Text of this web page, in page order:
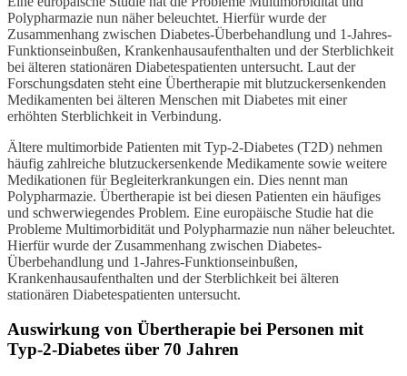
Polypharmazie nun näher beleuchtet. Hierfür wurde der
Zusammenhang zwischen Diabetes-Überbehandlung und 1-Jahres-
Funktionseinbußen, Krankenhausaufenthalten und der Sterblichkeit
bei älteren stationären Diabetespatienten untersucht. Laut der
Forschungsdaten steht eine Übertherapie mit blutzuckersenkenden
Medikamenten bei älteren Menschen mit Diabetes mit einer
erhöhten Sterblichkeit in Verbindung.
Ältere multimorbide Patienten mit Typ-2-Diabetes (T2D) nehmen
häufig zahlreiche blutzuckersenkende Medikamente sowie weitere
Medikationen für Begleiterkrankungen ein. Dies nennt man
Polypharmazie. Übertherapie ist bei diesen Patienten ein häufiges
und schwerwiegendes Problem. Eine europäische Studie hat die
Probleme Multimorbidität und Polypharmazie nun näher beleuchtet.
Hierfür wurde der Zusammenhang zwischen Diabetes-
Überbehandlung und 1-Jahres-Funktionseinbußen,
Krankenhausaufenthalten und der Sterblichkeit bei älteren
stationären Diabetespatienten untersucht.
Auswirkung von Übertherapie bei Personen mit
Typ-2-Diabetes über 70 Jahren